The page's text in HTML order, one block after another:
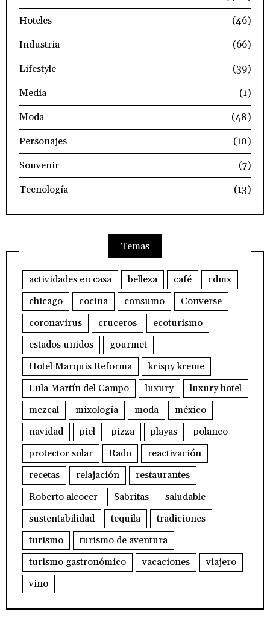
Hoteles
(46)
Industria
(66)
Lifestyle
(39)
Media
(1)
Moda
(48)
Personajes
(10)
Souvenir
(7)
Tecnología
(13)
Temas
actividades en casa belleza café
cdmx
chicago
cocina consumo
Converse
coronavirus
cruceros
ecoturismo
estados unidos
gourmet
Hotel Marquis Reforma
krispy kreme
Lula Martín del Campo
luxury
luxury hotel
mezcal
mixología moda
méxico
navidad
piel pizza playas
polanco
protector solar
Rado
reactivación
recetas
relajación
restaurantes
Roberto alcocer
Sabritas
saludable
sustentabilidad
tequila
tradiciones
turismo
turismo de aventura
turismo gastronómico
vacaciones
viajero
vino